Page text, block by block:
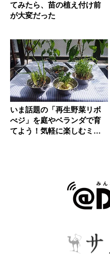
てみたら、苗の植え付け前
が大変だった
いま話題の「再生野菜リボ
べジ」を庭やベランダで育
てよう！気軽に楽しむミク